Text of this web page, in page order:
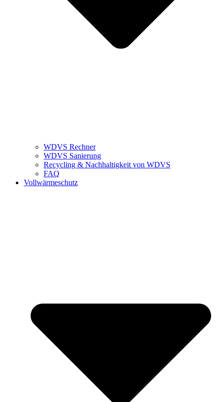
WDVS Rechner
WDVS Sanierung
Recycling & Nachhaltigkeit von WDVS
FAQ
Vollwärmeschutz